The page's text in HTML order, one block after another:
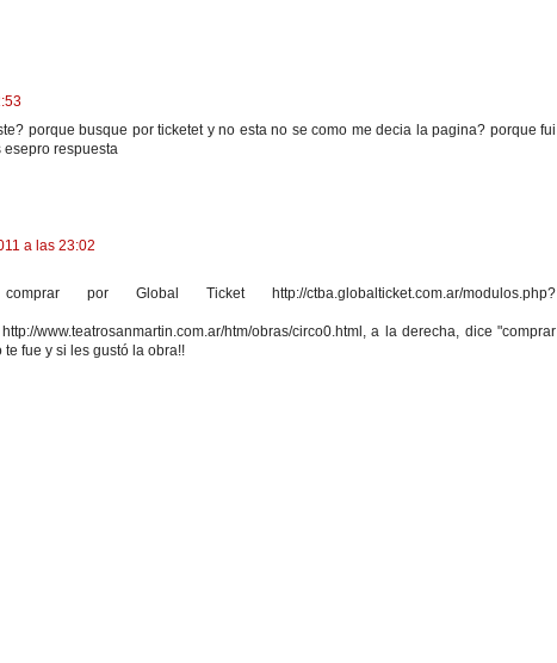
porque busque por ticketet y no esta no se como me decia la pagina? porque fui
respuesta
a las 23:02
por Global Ticket http://ctba.globalticket.com.ar/modulos.php?
www.teatrosanmartin.com.ar/htm/obras/circo0.html, a la derecha, dice "comprar
fue y si les gustó la obra!!